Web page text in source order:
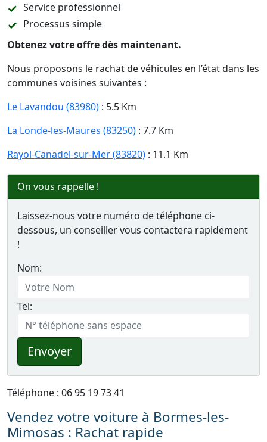
Service professionnel
Processus simple
Obtenez votre offre dès maintenant.
Nous proposons le rachat de véhicules en l’état dans les
communes voisines suivantes :
Le Lavandou (83980) : 5.5 Km
La Londe-les-Maures (83250) : 7.7 Km
Rayol-Canadel-sur-Mer (83820) : 11.1 Km
On vous rappelle !
Laissez-nous votre numéro de téléphone ci-
dessous, un conseiller vous contactera rapidement
!
Nom:
Tel:
Envoyer
Téléphone : 06 95 19 73 41
Vendez votre voiture à Bormes-les-
Mimosas : Rachat rapide